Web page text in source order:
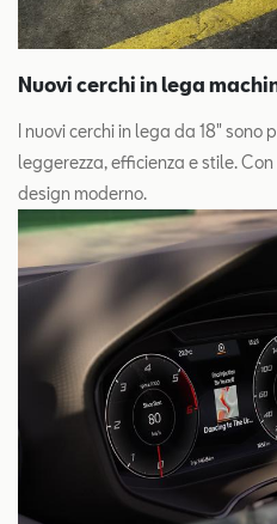
Nuovi cerchi in lega
I nuovi cerchi in lega da 18"
leggerezza, efficienza e stile.
design moderno.